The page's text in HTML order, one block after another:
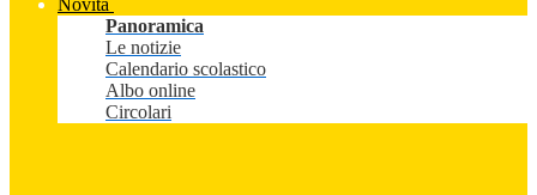
Novità
Panoramica
Le notizie
Calendario scolastico
Albo online
Circolari